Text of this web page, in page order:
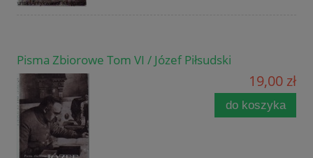
Pisma Zbiorowe Tom VI / Józef Piłsudski
19,00 zł
do koszyka